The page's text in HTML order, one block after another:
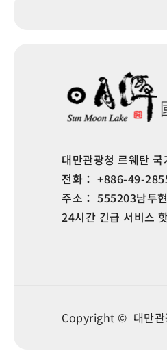
대만관광청 르웨탄
전화： +886-49-
주소： 555203남투
24시간 긴급 서비스
Copyright © 대만관